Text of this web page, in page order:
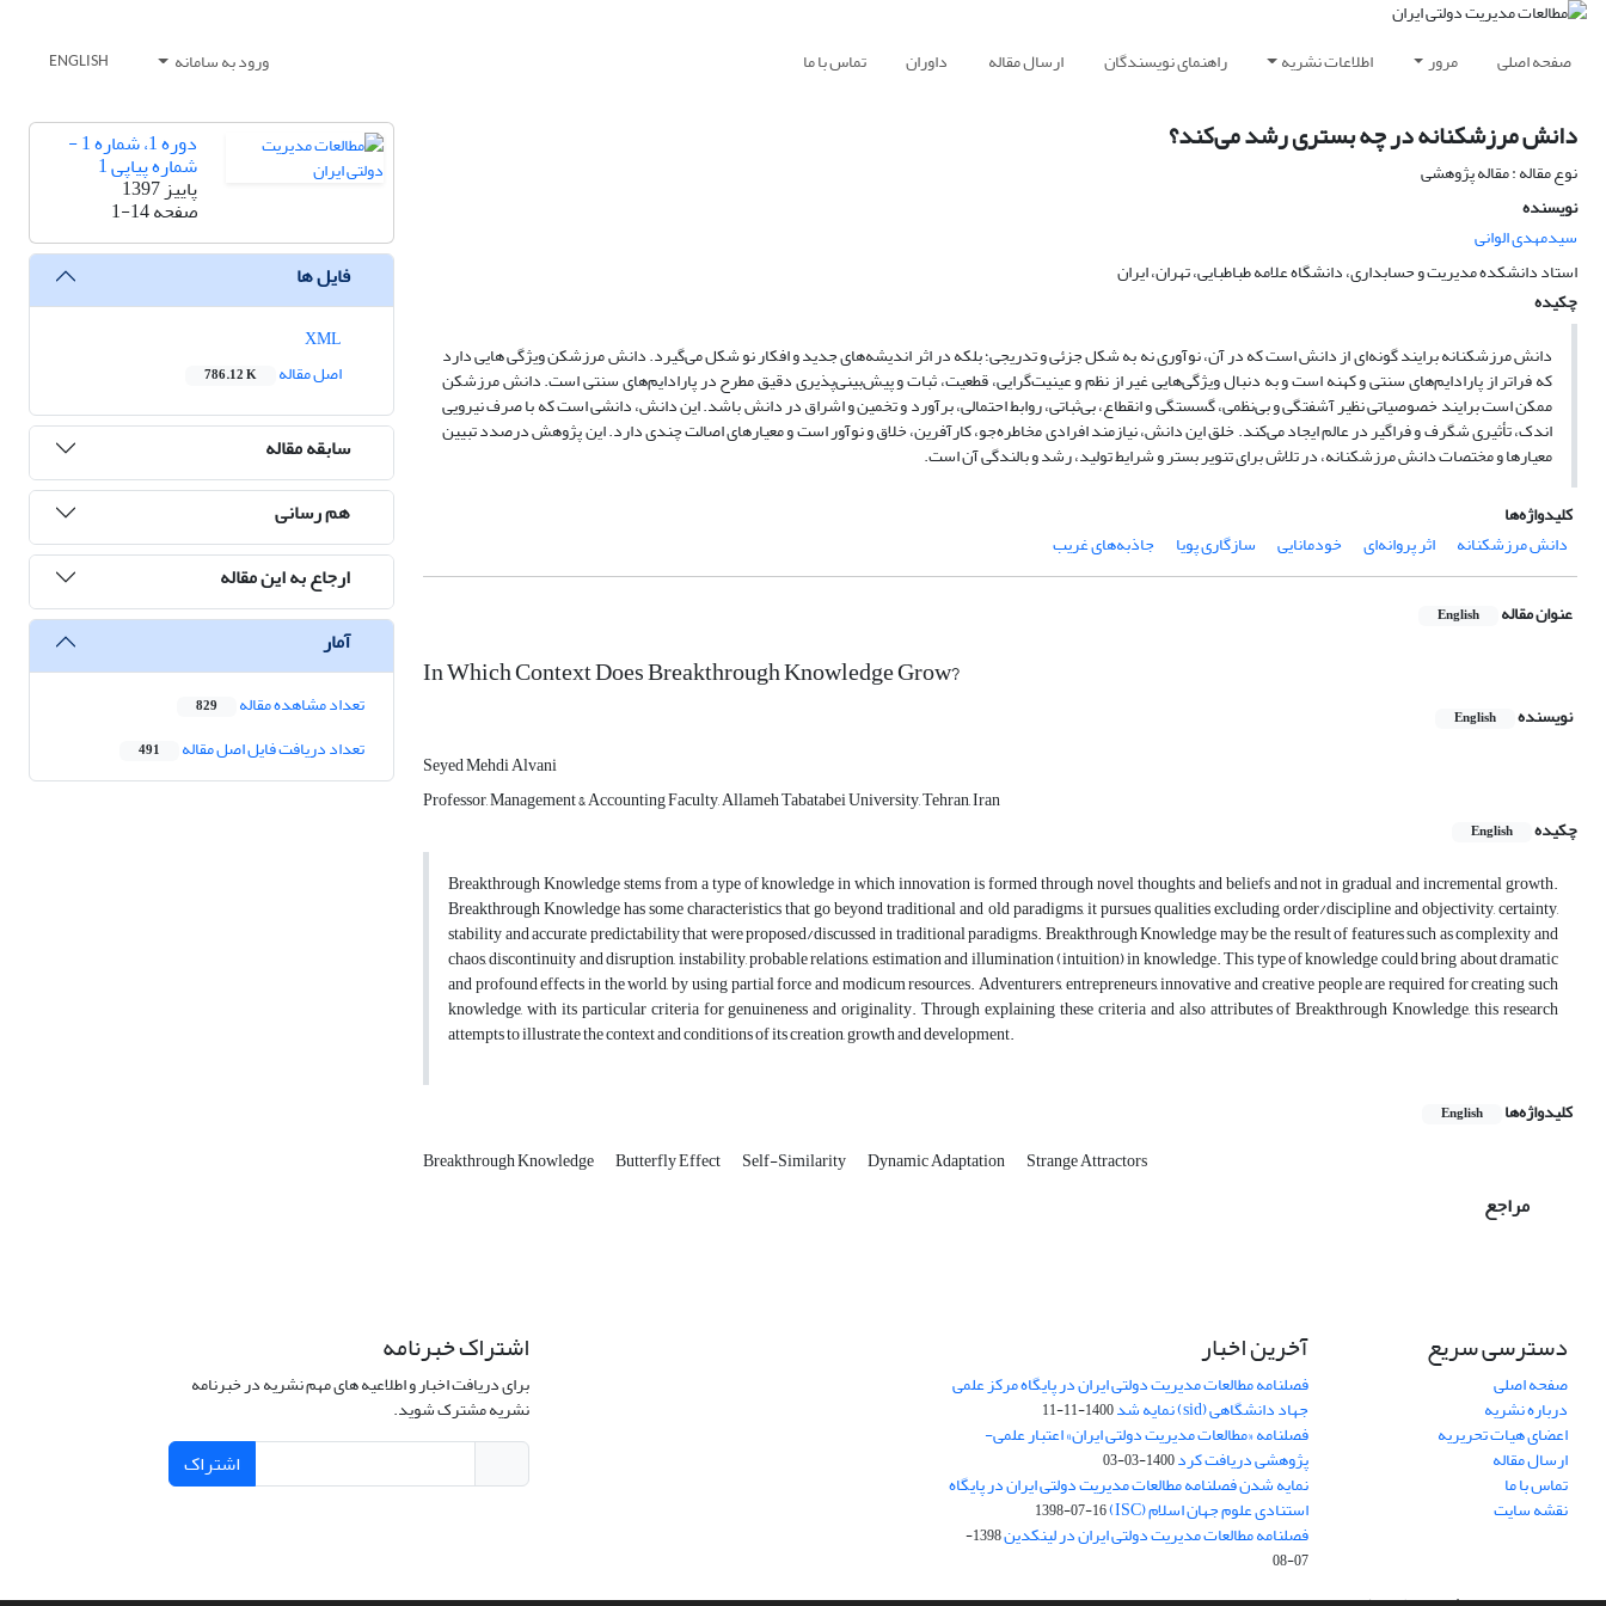
صفحه اصلی مرور اطلاعات نشریه راهنمای نویسندگان ارسال مقاله داوران تماس با ما ورود به سامانه ENGLISH
دانش مرز‌شکنانه در چه بستری رشد می‌کند؟
نوع مقاله : مقاله پژوهشی
نویسنده
سیدمهدی الوانی
استاد دانشکده مدیریت و حسابداری، دانشگاه علامه طباطبایی، تهران، ایران
چکیده
دانش مرزشکنانه برایند گونه‌ای از دانش است که در آن، نوآوری نه به شکل جزئی و تدریجی؛ بلکه در اثر اندیشه‌های جدید و افکار نو شکل می‌گیرد. دانش مرزشکن ویژگی‌ هایی دارد
که فراتر از پارادایم‌های سنتی و کهنه است و به دنبال ویژگی‌هایی غیر از نظم و عینیت‌گرایی، قطعیت، ثبات و پیش‌بینی‌پذیری دقیق مطرح در پارادایم‌های سنتی است. دانش مرزشکن
ممکن است برایند خصوصیاتی نظیر آشفتگی و بی‌نظمی، گسستگی و انقطاع، بی‌ثباتی، روابط احتمالی، برآورد و تخمین و اشراق در دانش باشد. این دانش، دانشی است که با صرف نیرویی
اندک، تأثیری شگرف و فراگیر در عالم ایجاد می‌کند. خلق این دانش، نیازمند افرادی مخاطره‌جو، کارآفرین، خلاق و نوآور است و معیارهای اصالت چندی دارد. این پژوهش درصدد تبیین
معیارها و مختصات دانش مرزشکنانه، در تلاش برای تنویر بستر و شرایط تولید، رشد و بالندگی آن است.
کلیدواژه‌ها
دانش مرزشکنانه
اثر پروانه‌ای خودمانایی سازگاری پویا جاذبه‌ها‌ی غریب
عنوان مقاله English
In Which Context Does Breakthrough Knowledge Grow?
نویسنده English
Seyed Mehdi Alvani
Professor, Management & Accounting Faculty, Allameh Tabatabei University, Tehran, Iran
چکیده
English
Breakthrough Knowledge stems from a type of knowledge in which innovation is formed through novel thoughts and beliefs and not in gradual and incremental growth.
Breakthrough Knowledge has some characteristics that go beyond traditional and old paradigms, it pursues qualities excluding order/discipline and objectivity, certainty,
stability and accurate predictability that were proposed/discussed in traditional paradigms. Breakthrough Knowledge may be the result of features such as complexity and
chaos, discontinuity and disruption, instability, probable relations, estimation and illumination (intuition) in knowledge. This type of knowledge could bring about dramatic
and profound effects in the world, by using partial force and modicum resources. Adventurers, entrepreneurs, innovative and creative people are required for creating such
knowledge, with its particular criteria for genuineness and originality. Through explaining these criteria and also attributes of Breakthrough Knowledge, this research
attempts to illustrate the context and conditions of its creation, growth and development.
کلیدواژه‌ها English
Breakthrough Knowledge Butterfly Effect Self-Similarity Dynamic Adaptation Strange Attractors
مراجع
دوره 1، شماره 1 -
شماره پیاپی 1
پاییز 1397
صفحه1-14
فایل ها
اصل مقاله
786.12 K
سابقه مقاله
هم رسانی
ارجاع به این مقاله
آمار
تعداد مشاهده مقاله 829
تعداد دریافت فایل اصل مقاله 491
دسترسی سریع
صفحه اصلی
درباره نشریه
اعضای هیات تحریریه
ارسال مقاله
تماس با ما
نقشه سایت
آخرین اخبار
فصلنامه مطالعات مدیریت دولتی ایران در پایگاه مرکز علمی
جهاد دانشگاهی (sid) نمایه شد 1400-11-11
فصلنامه «مطالعات مدیریت دولتی ایران» اعتبار علمی-
پژوهشی دریافت کرد1400-03-03
نمایه شدن فصلنامه مطالعات مدیریت دولتی ایران در پایگاه
استنادی علوم جهان اسلام (ISC) 1398-07-16
فصلنامه مطالعات مدیریت دولتی ایران در لینکدین
1398-
07-08
اشتراک خبرنامه
برای دریافت اخبار و اطلاعیه های مهم نشریه در خبرنامه
نشریه مشترک شوید.
اشتراک